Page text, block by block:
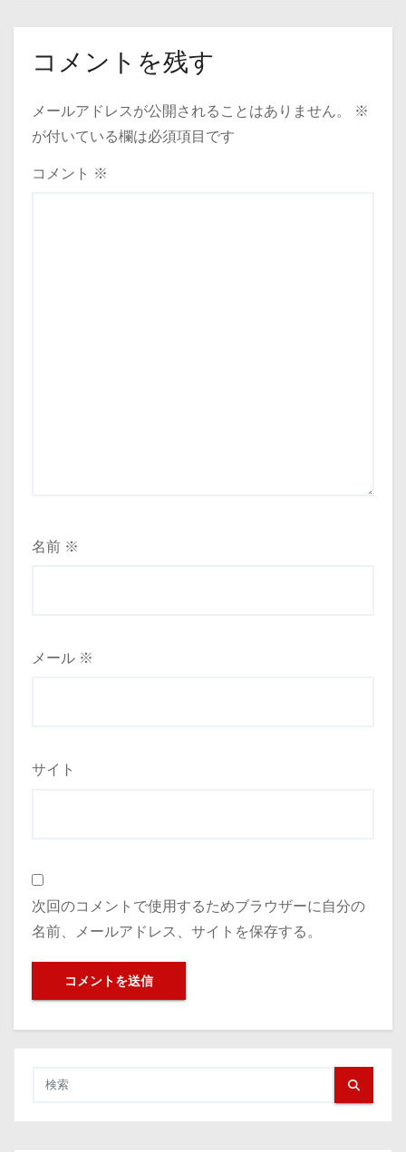
コメントを残す
メールアドレスが公開されることはありません。
※
が付いている欄は必須項目です
コメント ※
名前 ※
メール ※
サイト
次回のコメントで使用するためブラウザーに自分の
名前、メールアドレス、サイトを保存する。